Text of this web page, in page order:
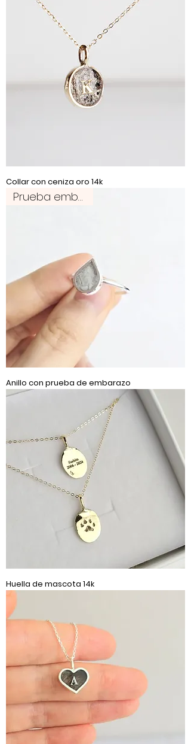
Collar con ceniza oro 14k
Prueba embarazo
Anillo con prueba de embarazo
Huella de mascota 14k